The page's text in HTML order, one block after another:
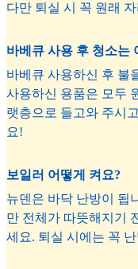
다만 퇴실 시 꼭 원래
바베큐 사용 후 청소는
바베큐 사용하신 후 불
사용하신 용품은 모두
랫층으로 들고와 주시
요!
보일러 어떻게 켜요?
뉴덴은 바닥 난방이 됩
만 전체가 따뜻해지기
세요. 퇴실 시에는 꼭